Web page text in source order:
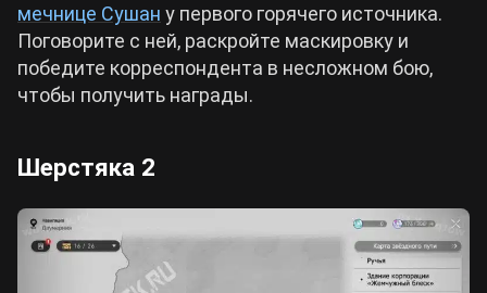
мечнице Сушан у первого горячего источника.
Поговорите с ней, раскройте маскировку и
победите корреспондента в несложном бою,
чтобы получить награды.
Шерстяка 2